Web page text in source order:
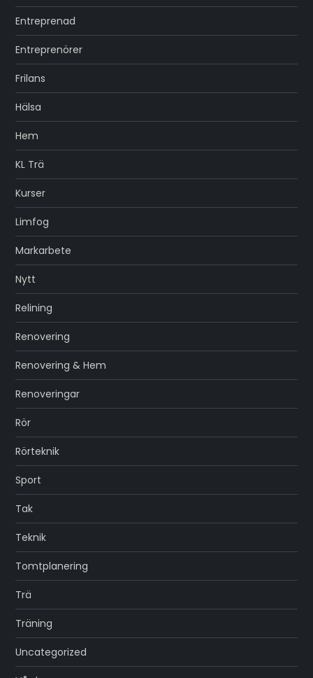
Entreprenad
Entreprenörer
Frilans
Hälsa
Hem
KL Trä
Kurser
Limfog
Markarbete
Nytt
Relining
Renovering
Renovering & Hem
Renoveringar
Rör
Rörteknik
Sport
Tak
Teknik
Tomtplanering
Trä
Träning
Uncategorized